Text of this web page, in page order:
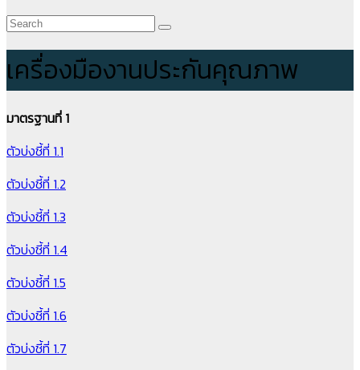
เครื่องมืองานประกันคุณภาพ
มาตรฐานที่ 1
ตัวบ่งชี้ที่ 1.1
ตัวบ่งชี้ที่ 1.2
ตัวบ่งชี้ที่ 1.3
ตัวบ่งชี้ที่ 1.4
ตัวบ่งชี้ที่ 1.5
ตัวบ่งชี้ที่ 1.6
ตัวบ่งชี้ที่ 1.7